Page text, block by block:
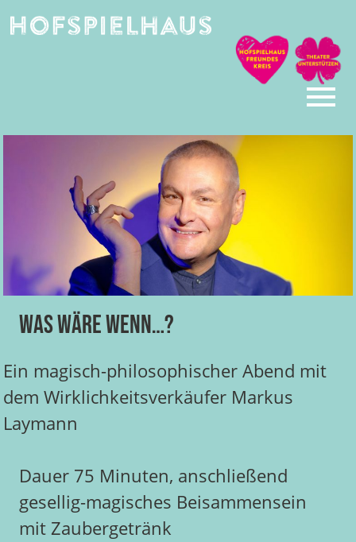
Was wäre wenn…?
Ein magisch-philosophischer Abend mit
dem Wirklichkeitsverkäufer Markus
Laymann
Dauer 75 Minuten, anschließend
gesellig-magisches Beisammensein
mit Zaubergetränk